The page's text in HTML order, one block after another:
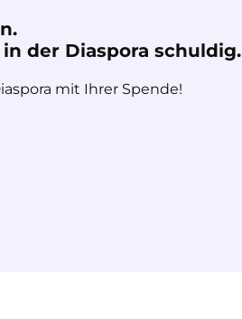
der Diaspora schuldig.
mit Ihrer Spende!